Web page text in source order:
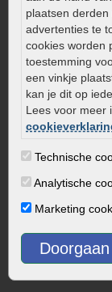
plaatsen
advertenties te
cookies worden
toestemming
een vinkje
kan je dit op
Lees voor meer
Technische
Analytische
Marketing
0320 –
8243 RB Lelystad
Dinsdag
Woensdag
Donderdag
Vrijdag
Zaterdag